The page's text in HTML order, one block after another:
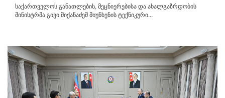
საქართველოს განათლების, მეცნიერებისა და ახალგაზრდობის
მინისტრმა გივი მიქანაძემ მიუნხენის ტექნიკური...